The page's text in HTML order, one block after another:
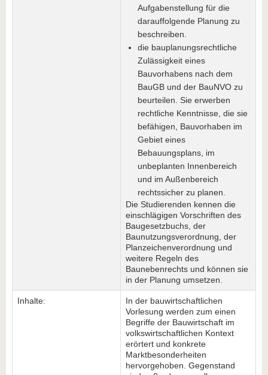
Aufgabenstellung für die
darauffolgende Planung zu
beschreiben.
die bauplanungsrechtliche
Zulässigkeit eines
Bauvorhabens nach dem
BauGB und der BauNVO zu
beurteilen. Sie erwerben
rechtliche Kenntnisse, die sie
befähigen, Bauvorhaben im
Gebiet eines
Bebauungsplans, im
unbeplanten Innenbereich
und im Außenbereich
rechtssicher zu planen.
Die Studierenden kennen die
einschlägigen Vorschriften des
Baugesetzbuchs, der
Baunutzungsverordnung, der
Planzeichenverordnung und
weitere Regeln des
Baunebenrechts und können sie
in der Planung umsetzen.
Inhalte:
In der bauwirtschaftlichen
Vorlesung werden zum einen
Begriffe der Bauwirtschaft im
volkswirtschaftlichen Kontext
erörtert und konkrete
Marktbesonderheiten
hervorgehoben. Gegenstand